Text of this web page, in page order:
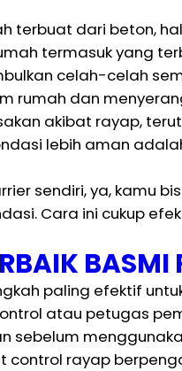
terbuat dari beton,
termasuk yang
celah-celah
rumah dan
akibat rayap,
lebih aman
sendiri, ya, kamu
Cara ini cukup
paling efektif
atau petugas
sebelum
control rayap